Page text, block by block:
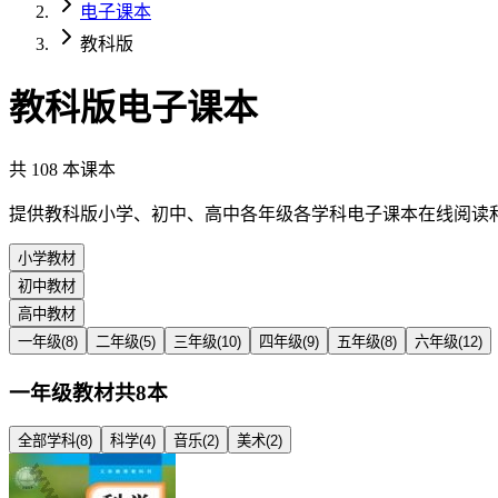
电子课本
教科版
教科版电子课本
共 108 本课本
提供教科版小学、初中、高中各年级各学科电子课本在线阅读
小学教材
初中教材
高中教材
一年级(8) 二年级(5) 三年级(10) 四年级(9) 五年级(8) 六年级(12)
一年级教材共8本
全部学科(8) 科学(4) 音乐(2) 美术(2)